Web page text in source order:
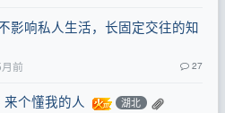
影响私人生活，长固定交往的知
前 27
个懂我的人 湖北